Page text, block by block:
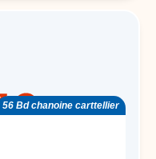
56 Bd chanoine carttellier